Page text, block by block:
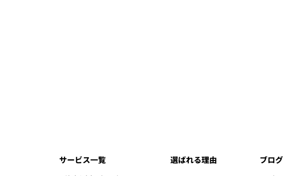
サービス一覧
選ばれる理由
ブログ